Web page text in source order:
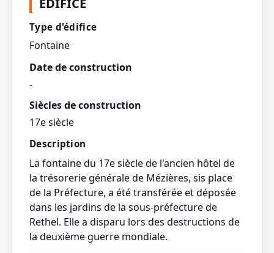
Type d'édifice
Fontaine
Date de construction
-
Siècles de construction
17e siècle
Description
La fontaine du 17e siècle de l'ancien hôtel de
la trésorerie générale de Mézières, sis place
de la Préfecture, a été transférée et déposée
dans les jardins de la sous-préfecture de
Rethel. Elle a disparu lors des destructions de
la deuxième guerre mondiale.